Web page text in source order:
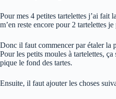
Pour mes 4 petites tartelettes j’ai fait
m’en reste encore pour 2 tartelettes
Donc il faut commencer par étaler la
Pour les petits moules à tartelettes,
pique le fond des tartes.
Ensuite, il faut ajouter les choses